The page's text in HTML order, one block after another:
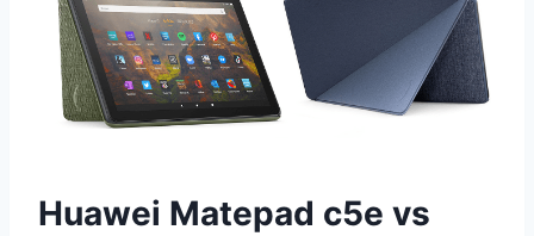
Huawei Matepad c5e vs